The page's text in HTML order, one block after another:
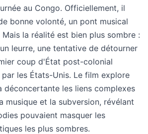
au Congo. Officiellement, il
bonne volonté, un pont musical
la réalité est bien plus sombre :
leurre, une tentative de détourner
coup d'État post-colonial
les États-Unis. Le film explore
déconcertante les liens complexes
musique et la subversion, révélant
pouvaient masquer les
les plus sombres.